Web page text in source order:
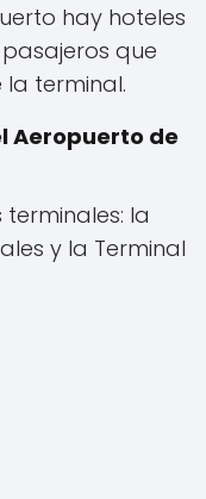
hay hoteles
que
terminal.
Aeropuerto de
la
y la Terminal